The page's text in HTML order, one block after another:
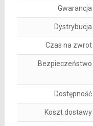
Gwarancja
Dystrybucja
Czas na zwrot
Bezpieczeństwo
Dostępność
Koszt dostawy